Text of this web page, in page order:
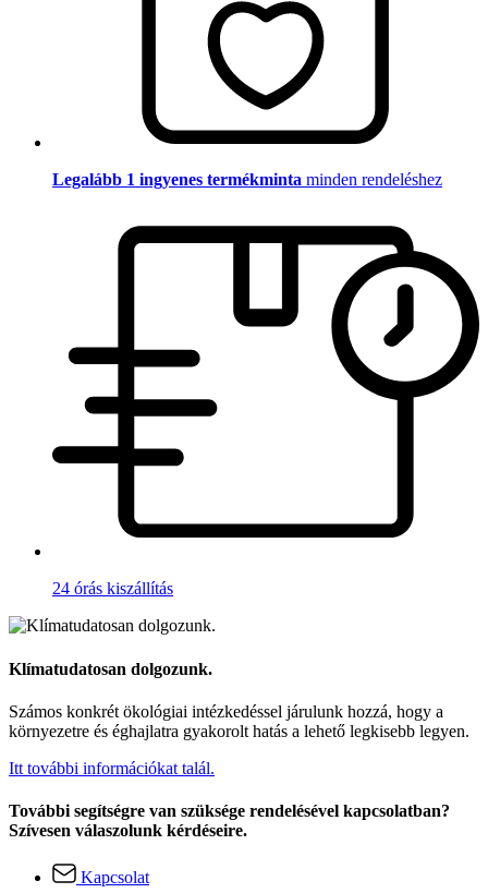
Legalább 1 ingyenes termékminta minden rendeléshez
24 órás kiszállítás
Klímatudatosan dolgozunk.
Számos konkrét ökológiai intézkedéssel járulunk hozzá, hogy a
környezetre és éghajlatra gyakorolt hatás a lehető legkisebb legyen.
Itt további információkat talál.
További segítségre van szüksége rendelésével kapcsolatban?
Szívesen válaszolunk kérdéseire.
Kapcsolat